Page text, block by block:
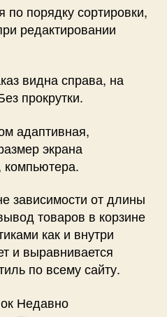
по порядку сортировки,
редактировании
видна справа, на
прокрутки.
адаптивная,
экрана
зависимости от длины
товаров в корзине
как и внутри
и выравнивается
по всему сайту.
Недавно